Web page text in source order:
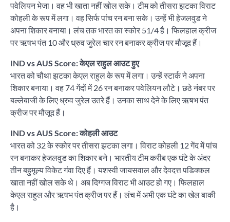
पवेलियन भेजा। वह भी खाता नहीं खोल सके। टीम को तीसरा झटका विराट
कोहली के रूप में लगा। वह सिर्फ पांच रन बना सके। उन्हें भी हेजलवुड ने
अपना शिकार बनाया। लंच तक भारत का स्कोर 51/4 है। फिलहाल क्रीज
पर ऋषभ पंत 10 और ध्रुव जुरेल चार रन बनाकर क्रीज पर मौजूद हैं।
IND vs AUS Score: केएल राहुल आउट हुए
भारत को चौथा झटका केएल राहुल के रूप में लगा। उन्हें स्टार्क ने अपना
शिकार बनाया। वह 74 गेंदों में 26 रन बनाकर पवेलियन लौटे। छठे नंबर पर
बल्लेबाजी के लिए ध्रुव जुरेल उतरे हैं। उनका साथ देने के लिए ऋषभ पंत
क्रीज पर मौजूद हैं।
IND vs AUS Score: कोहली आउट
भारत को 32 के स्कोर पर तीसरा झटका लगा। विराट कोहली 12 गेंद में पांच
रन बनाकर हेजलवुड का शिकार बने। भारतीय टीम करीब एक घंटे के अंदर
तीन बहुमूल्य विकेट गंवा दिए हैं। यशस्वी जायसवाल और देवदत्त पडिक्कल
खाता नहीं खोल सके थे। अब दिग्गज विराट भी आउट हो गए। फिलहाल
केएल राहुल और ऋषभ पंत क्रीज पर हैं। लंच में अभी एक घंटे का खेल बाकी
है।